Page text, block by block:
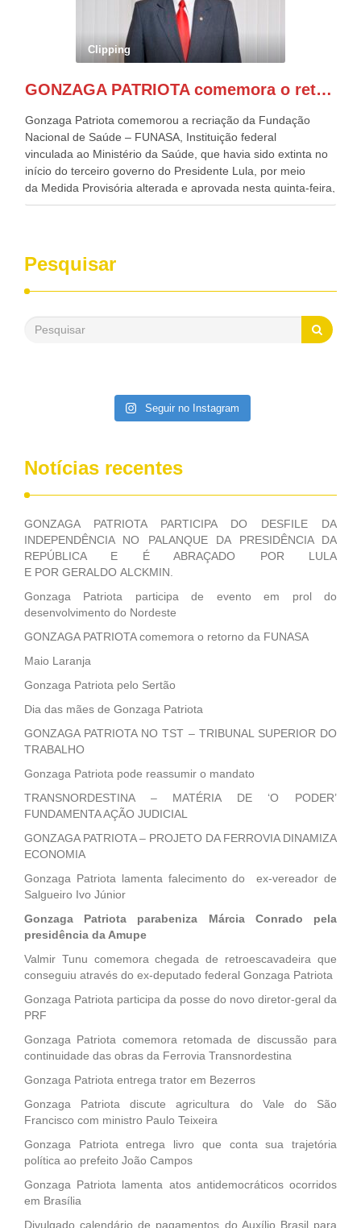
Nordeste, Paulo Câmara, o ex Deputado Federal, e
atualmente Superintendente da SUDENE, Danilo Cabral, da
Governadora de Pernambuco, Raquel Lyra, os ministros da
Casa Civil, Rui Costa, e da Integração e do Desenvolvimento
de todo Nordeste que também ajudam a fomentar o
Clipping
GONZAGA PATRIOTA comemora o retorno da FUNASA
Gonzaga Patriota comemorou a recriação da Fundação
Nacional de Saúde – FUNASA, Instituição federal
vinculada ao Ministério da Saúde, que havia sido extinta no
início do terceiro governo do Presidente Lula, por meio
da Medida Provisória alterada e aprovada nesta quinta-feira,
pelo Congresso Nacional. Gonzaga Patriota disse hoje em
desenvolvimento dos seus municípios e, somente o ano
passado, essa Fundação distribuiu mais de três bilhões de
reais, com suas maravilhosas ações, dentre alas, mais de
saneamento básico, em pequenas comunidades rurais.
Patriota disse ainda que, mesmo sem mandato,
Pesquisar
Seguir no Instagram
Notícias recentes
GONZAGA PATRIOTA PARTICIPA DO DESFILE DA
INDEPENDÊNCIA NO PALANQUE DA PRESIDÊNCIA DA
REPÚBLICA E É ABRAÇADO POR LULA
E POR GERALDO ALCKMIN.
Gonzaga Patriota participa de evento em prol do
desenvolvimento do Nordeste
GONZAGA PATRIOTA comemora o retorno da FUNASA
Maio Laranja
Gonzaga Patriota pelo Sertão
Dia das mães de Gonzaga Patriota
GONZAGA PATRIOTA NO TST – TRIBUNAL SUPERIOR DO
TRABALHO
Gonzaga Patriota pode reassumir o mandato
TRANSNORDESTINA – MATÉRIA DE ‘O PODER’
FUNDAMENTA AÇÃO JUDICIAL
GONZAGA PATRIOTA – PROJETO DA FERROVIA DINAMIZA
ECONOMIA
Gonzaga Patriota lamenta falecimento do ex-vereador de
Salgueiro Ivo Júnior
Gonzaga Patriota parabeniza Márcia Conrado pela
presidência da Amupe
Valmir Tunu comemora chegada de retroescavadeira que
conseguiu através do ex-deputado federal Gonzaga Patriota
Gonzaga Patriota participa da posse do novo diretor-geral da
PRF
Gonzaga Patriota comemora retomada de discussão para
continuidade das obras da Ferrovia Transnordestina
Gonzaga Patriota entrega trator em Bezerros
Gonzaga Patriota discute agricultura do Vale do São
Francisco com ministro Paulo Teixeira
Gonzaga Patriota entrega livro que conta sua trajetória
política ao prefeito João Campos
Gonzaga Patriota lamenta atos antidemocráticos ocorridos
em Brasília
Divulgado calendário de pagamentos do Auxílio Brasil para